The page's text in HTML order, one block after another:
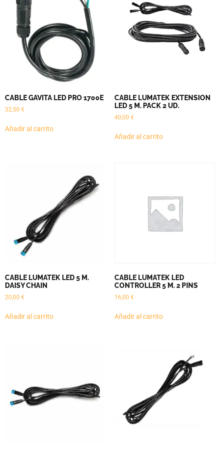
CABLE GAVITA LED PRO 1700E
32,50 €
Añadir al carrito
CABLE LUMATEK EXTENSION
LED 5 M. PACK 2 UD.
40,00 €
Añadir al carrito
CABLE LUMATEK LED 5 M.
DAISY CHAIN
20,00 €
Añadir al carrito
CABLE LUMATEK LED
CONTROLLER 5 M. 2 PINS
16,00 €
Añadir al carrito